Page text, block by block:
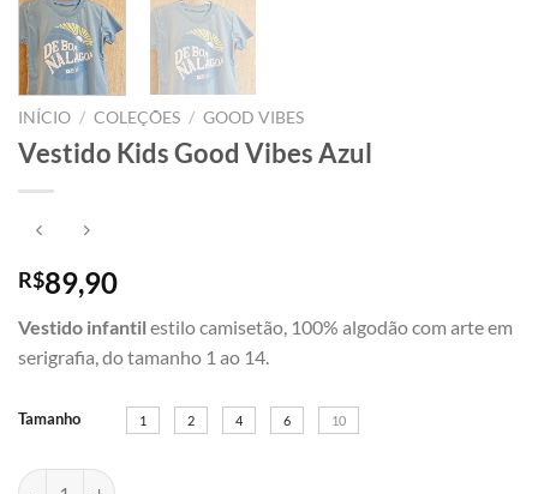
INÍCIO / COLEÇÕES / GOOD VIBES
Vestido Kids Good Vibes Azul
R$89,90
Vestido infantil estilo camisetão, 100% algodão com arte em
serigrafia, do tamanho 1 ao 14.
Tamanho 1 2 4 6 10
Vestido Kids Good Vibes Azul quantidade